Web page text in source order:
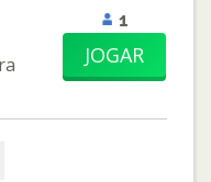
1
JOGAR